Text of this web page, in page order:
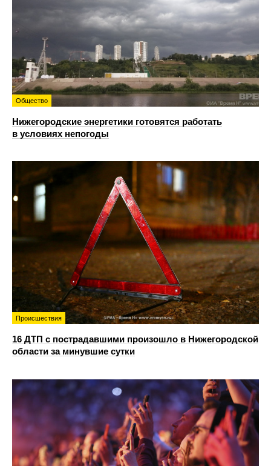
Общество
Нижегородские энергетики готовятся работать
в условиях непогоды
Происшествия
16 ДТП с пострадавшими произошло в Нижегородской
области за минувшие сутки